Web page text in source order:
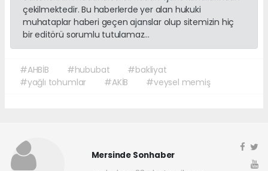
çekilmektedir. Bu haberlerde yer alan hukuki
muhataplar haberi geçen ajanslar olup sitemizin hiç
bir editörü sorumlu tutulamaz...
#AHBİB #hububat
#bakliyat
#yağlı tohumlar
#AKİB #veysel memiş
Mersinde Sonhaber